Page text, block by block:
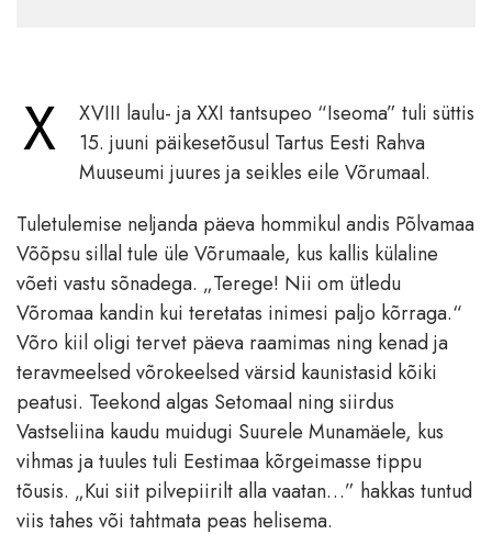
X
XVIII laulu- ja XXI tantsupeo “Iseoma” tuli süttis
15. juuni päikesetõusul Tartus Eesti Rahva
Muuseumi juures ja seikles eile Võrumaal.
Tuletulemise neljanda päeva hommikul andis Põlvamaa
Võõpsu sillal tule üle Võrumaale, kus kallis külaline
võeti vastu sõnadega. „Terege! Nii om ütledu
Võromaa kandin kui teretatas inimesi paljo kõrraga.“
Võro kiil oligi tervet päeva raamimas ning kenad ja
teravmeelsed võrokeelsed värsid kaunistasid kõiki
peatusi. Teekond algas Setomaal ning siirdus
Vastseliina kaudu muidugi Suurele Munamäele, kus
vihmas ja tuules tuli Eestimaa kõrgeimasse tippu
tõusis. „Kui siit pilvepiirilt alla vaatan…” hakkas tuntud
viis tahes või tahtmata peas helisema.